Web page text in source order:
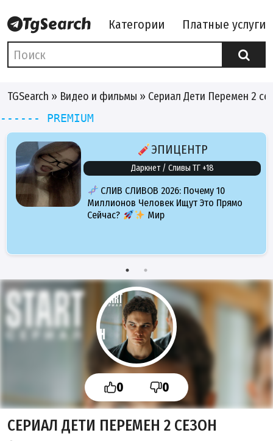
Категории Платные услуги
TGSearch » Видео и фильмы » Сериал Дети Перемен 2
------ PREMIUM
ЭПИЦЕНТР
Даркнет / Сливы ТГ +18
СЛИВ СЛИВОВ 2026: Почему 10
Миллионов Человек Ищут Это Прямо
Сейчас?
Мир
0 0
СЕРИАЛ ДЕТИ ПЕРЕМЕН 2 СЕЗОН